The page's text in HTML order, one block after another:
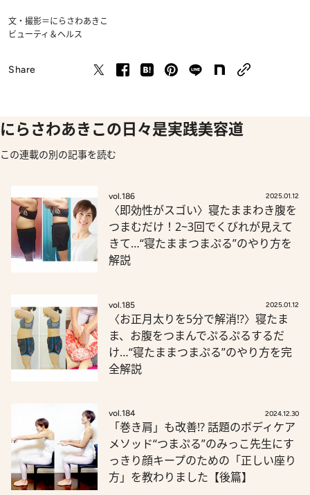
文・撮影＝にらさわあきこ
ビューティ＆ヘルス
Share
にらさわあきこの日々是実践美容道
この連載の別の記事を読む
vol.186 2025.01.12
〈即効性がスゴい〉寝たままわき腹を
つまむだけ！2~3回でくびれが見えて
きて…“寝たままつまぷる”のやり方を
解説
vol.185 2025.01.12
〈お正月太りを5分で解消!?〉寝たま
ま、お腹をつまんでぷるぷるするだ
け…“寝たままつまぷる”のやり方を完
全解説
vol.184 2024.12.30
「巻き肩」も改善!? 話題のボディケア
メソッド“つまぷる”のみっこ先生にす
っきり顔キープのための「正しい座り
方」を教わりました【後篇】